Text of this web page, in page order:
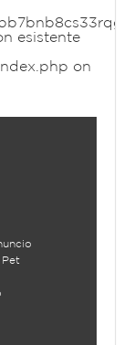
esistente
on